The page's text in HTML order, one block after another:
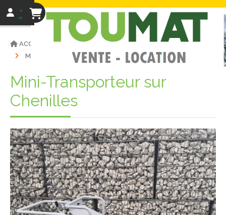
ACCUEIL
RÉSERVER UN MATÉRIEL
MINI-TRANSPORTEUR SUR CHENILLES
Mini-Transporteur sur
Chenilles